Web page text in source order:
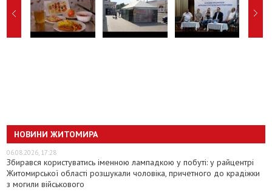
НОВИНИ ЖИТОМИРА
06.08.2026, 17:28
Збирався користуватись іменною лампадкою у побуті: у райцентрі
Житомирської області розшукали чоловіка, причетного до крадіжки
з могили військового